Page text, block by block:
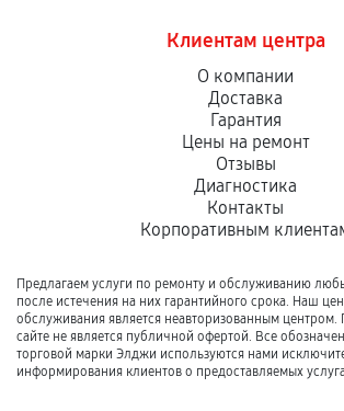
Клиентам центра
О компании
Доставка
Гарантия
Цены на ремонт
Отзывы
Диагностика
Контакты
Корпоративным
Предлагаем услуги по ремонту и обслуживанию
после истечения на них гарантийного срока. Наш
обслуживания является неавторизованным
сайте не является публичной офертой. Все
торговой марки Элджи используются нами
информирования клиентов о предоставляемых